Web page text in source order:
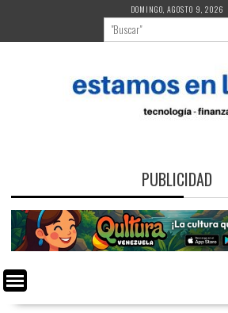
contenido
DOMINGO, AGOSTO 9, 2026
PUBLICIDAD